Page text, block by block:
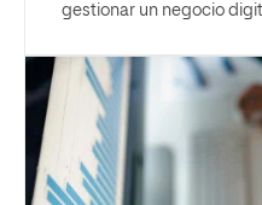
gestionar un negocio